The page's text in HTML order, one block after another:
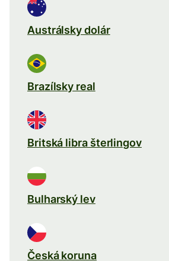
Austrálsky dolár
Brazílsky real
Britská libra šterlingov
Bulharský lev
Česká koruna